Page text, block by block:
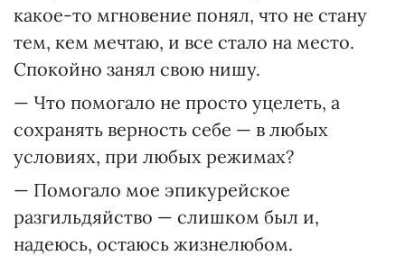
какое-то мгновение понял, что не стану
тем, кем мечтаю, и все стало на место.
Спокойно занял свою нишу.
— Что помогало не просто уцелеть, а
сохранять верность себе — в любых
условиях, при любых режимах?
— Помогало мое эпикурейское
разгильдяйство — слишком был и,
надеюсь, остаюсь жизнелюбом.